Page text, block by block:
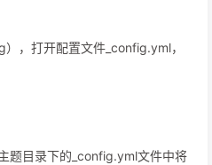
，打开配置文件_config.yml，
题目录下的_config.yml文件中将